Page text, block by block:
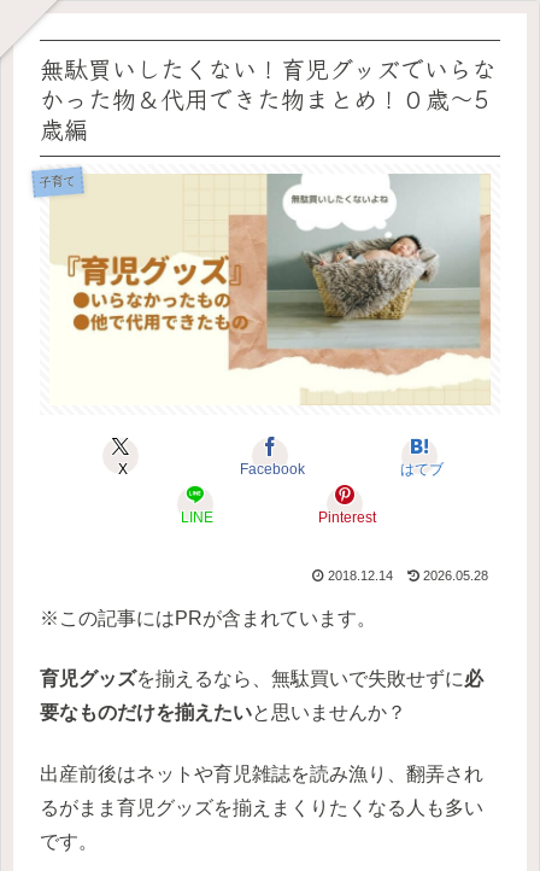
無駄買いしたくない！育児グッズでいらな
かった物＆代用できた物まとめ！０歳～5
歳編
子育て
X Facebook はてブ
LINE Pinterest
2018.12.14 2026.05.28
※この記事にはPRが含まれています。
育児グッズを揃えるなら、無駄買いで失敗せずに必
要なものだけを揃えたいと思いませんか？
出産前後はネットや育児雑誌を読み漁り、翻弄され
るがまま育児グッズを揃えまくりたくなる人も多い
です。